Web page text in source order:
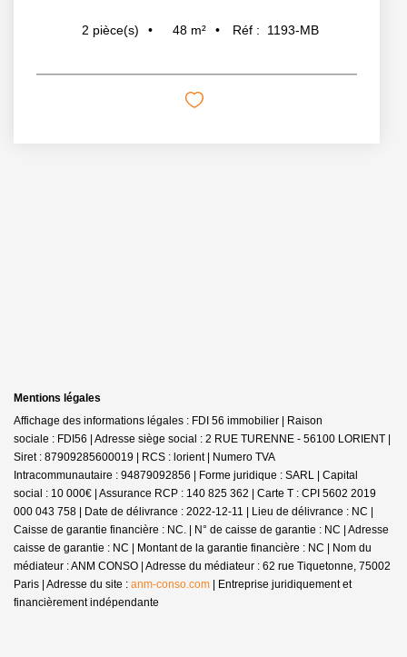
2 pièce(s) 48 m² Réf : 1193-MB
Mentions légales
Affichage des informations légales : FDI 56 immobilier | Raison
sociale : FDI56 | Adresse siège social : 2 RUE TURENNE - 56100 LORIENT |
Siret : 87909285600019 | RCS : lorient | Numero TVA
Intracommunautaire : 94879092856 | Forme juridique : SARL | Capital
social : 10 000€ | Assurance RCP : 140 825 362 | Carte T : CPI 5602 2019
000 043 758 | Date de délivrance : 2022-12-11 | Lieu de délivrance : NC |
Caisse de garantie financière : NC. | N° de caisse de garantie : NC | Adresse
caisse de garantie : NC | Montant de la garantie financière : NC | Nom du
médiateur : ANM CONSO | Adresse du médiateur : 62 rue Tiquetonne, 75002
Paris | Adresse du site : anm-conso.com | Entreprise juridiquement et
financièrement indépendante